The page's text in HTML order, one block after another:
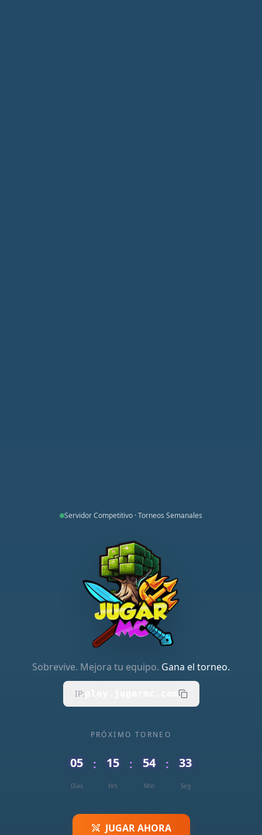
Servidor Competitivo · Torneos Semanales
Sobrevive. Mejora tu equipo. Gana el torneo.
IP:
PRÓXIMO TORNEO
05
Días
: 15
Hrs
: 54
Min
: 32
Seg
JUGAR AHORA